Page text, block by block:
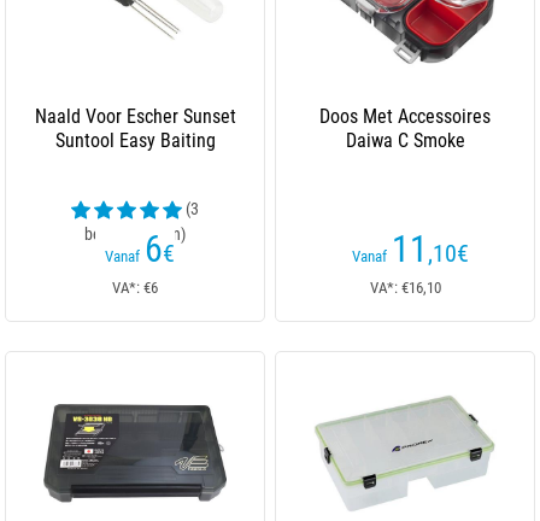
Naald Voor Escher Sunset
Suntool Easy Baiting
(3
beoordelingen)
Vanaf 6€
VA*: €6
Doos Met Accessoires
Daiwa C Smoke
Vanaf 11 ,10€
VA*: €16,10